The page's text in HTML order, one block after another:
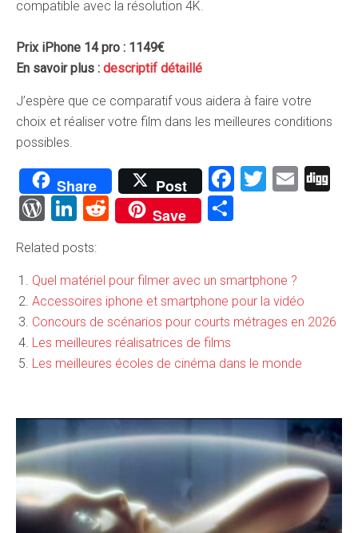
compatible avec la résolution 4K.
Prix iPhone 14 pro : 1149€
En savoir plus : descriptif détaillé
J’espère que ce comparatif vous aidera à faire votre
choix et réaliser votre film dans les meilleures conditions
possibles.
Share Post Facebook
Twitter
WordPress
LinkedIn
Reddit
Save
Related posts:
Quel matériel pour filmer avec un smartphone ?
Accessoires iphone et smartphone pour la vidéo
Concours de scénarios pour courts métrages en 2026
Les meilleures réalisatrices de films
Les meilleures écoles de cinéma dans le monde